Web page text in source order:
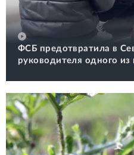
ФСБ предотвратила в
руководителя одного из